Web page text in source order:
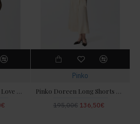
Pinko Quentin T-shirt Love Birds Jewel Maxi Embroidery Green Μπλούζα
Pinko
Pinko Doreen Long Shorts With Love Birds Buckle Ecru Παντελόνι
195,00€ 136,50€